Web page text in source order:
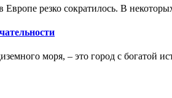
резко сократилось. В
моря, – это город с богатой